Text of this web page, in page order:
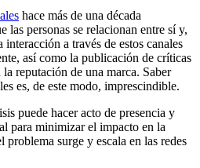
hace más de una década
las personas se relacionan entre sí y,
a través de estos canales
así como la publicación de críticas
reputación de una marca. Saber
es, de este modo, imprescindible.
puede hacer acto de presencia y
para minimizar el impacto en la
problema surge y escala en las redes